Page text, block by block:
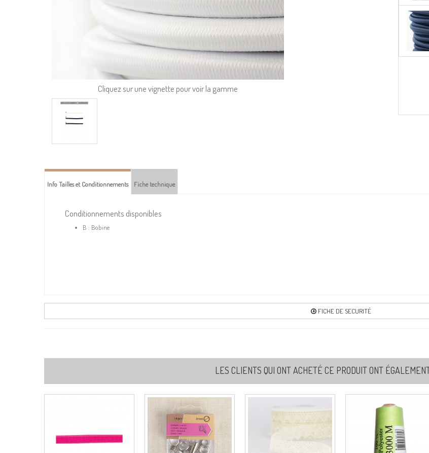
Cliquez sur une vignette pour voir la gamme
Info Tailles et Conditionnements Fiche technique
Conditionnements disponibles
B : Bobine
FICHE DE SECURITÉ
LES CLIENTS QUI ONT ACHETÉ CE PRODUIT ONT